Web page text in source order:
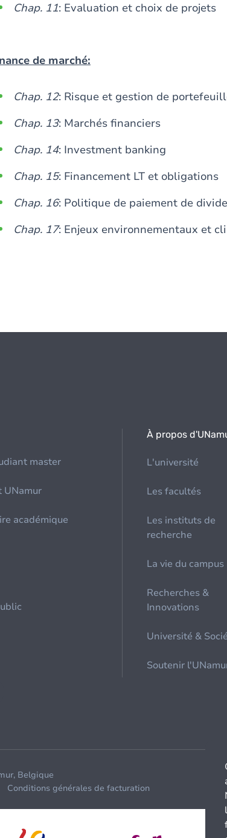
Chap. 11: Evaluation et choix de projets
de marché:
Chap. 12: Risque et gestion de
Chap. 13: Marchés financiers
Chap. 14: Investment banking
Chap. 15: Financement LT et obligations
Chap. 16: Politique de paiement de
Chap. 17: Enjeux environnementaux et
master
UNamur
académique
À propos
L'université
Les facultés
Les instituts de
recherche
La vie du campus
Recherches &
Innovations
Université &
Soutenir
Belgique
Conditions générales de facturation